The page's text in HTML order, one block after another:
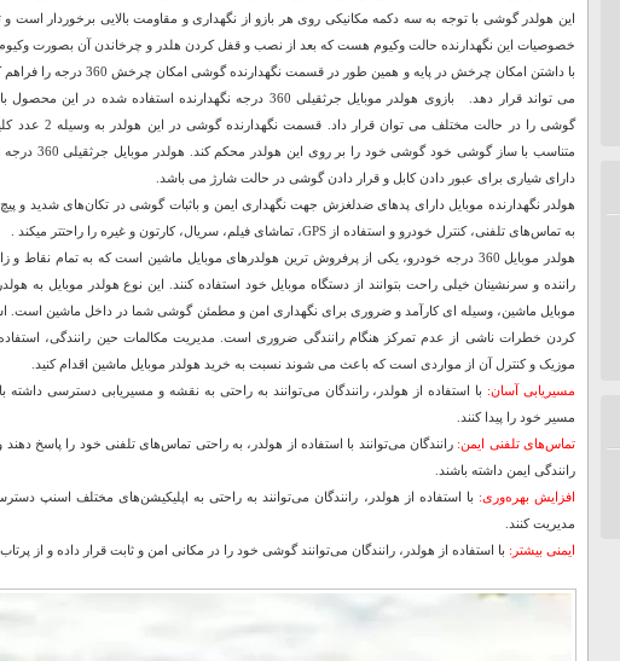
این هولدر گوشی با توجه به سه دکمه مکانیکی روی هر بازو از نگهداری و مقاومت بالایی برخوردار است
خصوصیات این نگهدارنده حالت وکیوم هست که بعد از نصب و قفل کردن هلدر و چرخاندن آن بصورت
با داشتن امکان چرخش در پایه و همین
می تواند قرار دهد. بازوی هولدر موبایل جرثقیلی 360 درجه نگهدارنده
گوشی را در حالت
متناسب با ساز
دارای شیاری برای عبور دادن کابل و قرار دادن گوشی در حالت شارژ می باشد.
هولدر نگهدارنده موبایل دارای پدهای ضدلغزش جهت نگهداری ایمن و باثبات گوشی در تکان‌های شدید و
به تماس‌های تلفنی، کنترل خودرو و استفاده از GPS، تماشای فیلم، سریال، کارتون و غیره را راحتتر میکند .
هولدر موبایل 360 درجه خودرو، یکی از پرفروش ترین هولدرهای موبایل ماشین است که به تمام
راننده و سرنشینان خیلی راحت بتوانند از دستگاه موبایل خود استفاده کنند. این نوع هولدر موبایل به
موبایل ماشین، وسیله ای کارآمد و ضروری برای نگهداری امن و مطمئن گوشی شما در داخل ماشین است.
کردن خطرات ناشی از عدم تمرکز هنگام رانندگی ضروری است. مدیریت مکالمات حین رانندگی،
موزیک و کنترل آن از مواردی است که باعث می شوند نسبت به خرید هولدر موبایل ماشین اقدام کنید.
مسیریابی آسان: با استفاده از هولدر، رانندگان می‌توانند به راحتی به نقشه و مسیریابی دسترسی داشته
مسیر خود را پیدا کنند.
تماس‌های تلفنی ایمن: رانندگان می‌توانند با استفاده از هولدر، به راحتی تماس‌های تلفنی خود را پاسخ
رانندگی ایمن داشته باشند.
افزایش بهره‌وری: با استفاده از هولدر، رانندگان می‌توانند به راحتی به اپلیکیشن‌های مختلف اسنپ
مدیریت کنند.
ایمنی بیشتر: با استفاده از هولدر، رانندگان می‌توانند گوشی خود را در مکانی امن و ثابت قرار داده و از